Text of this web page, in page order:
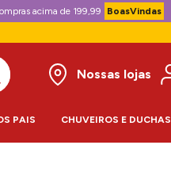
acima de 199,99 BoasVindas
Nossas lojas
PAIS CHUVEIROS E DUCHAS